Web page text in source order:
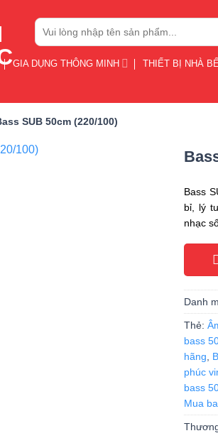
Tìm
kiếm:
GIA DỤNG THÔNG MINH THIẾT BỊ NHÀ
SUB 50cm (220/100)
Bass
bỉ, lý
nhạc
Danh
Thẻ:
bass
hãng
phúc
bass
Mua